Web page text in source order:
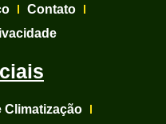
Contato
Climatização